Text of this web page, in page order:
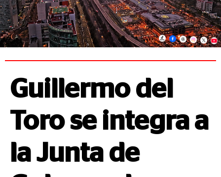
Guillermo del
Toro se integra a
la Junta de